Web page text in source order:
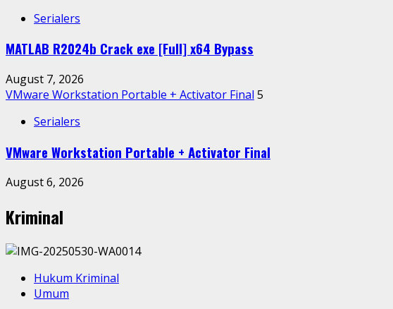
Serialers
MATLAB R2024b Crack exe [Full] x64 Bypass
August 7, 2026
VMware Workstation Portable + Activator Final 5
Serialers
VMware Workstation Portable + Activator Final
August 6, 2026
Kriminal
Hukum Kriminal
Umum